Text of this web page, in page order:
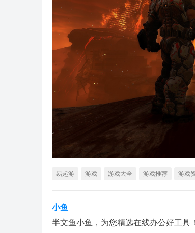
易起游 游戏 游戏大全 游戏推荐 游戏
小鱼
半文鱼小鱼，为您精选在线办公好工具！